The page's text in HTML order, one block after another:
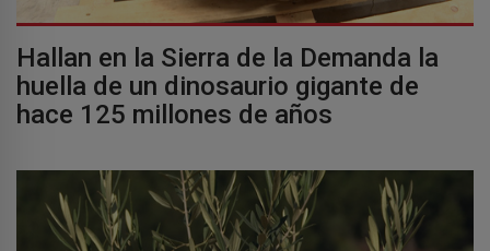
Hallan en la Sierra de la Demanda la
huella de un dinosaurio gigante de
hace 125 millones de años